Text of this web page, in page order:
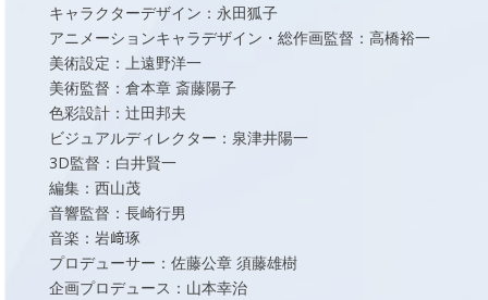
キャラクターデザイン：永田狐子
アニメーションキャラデザイン・総作画監督：高橋裕一
美術設定：上遠野洋一
美術監督：倉本章 斎藤陽子
色彩設計：辻󠄀田邦夫
ビジュアルディレクター：泉津井陽一
3D監督：白井賢一
編集：西山茂
音響監督：長崎行男
音楽：岩﨑琢
プロデューサー：佐藤公章 須藤雄樹
企画プロデュース：山本幸治